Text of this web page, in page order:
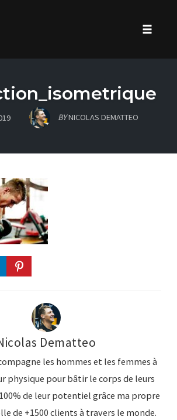
BYNICOLAS DEMATTEO
Dematteo
les hommes et les femmes à
physique pour bâtir le corps de leurs
de leur potentiel grâce ma propre
de +1500 clients à travers le monde.